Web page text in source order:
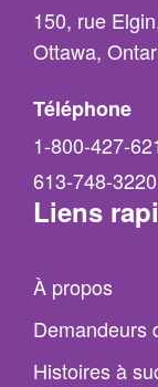
150, rue
Ottawa,
Téléphone
1-800-427-
613-748-3220
Liens
À propos
Demandeurs
Histoires à